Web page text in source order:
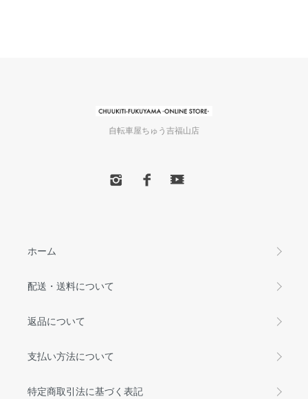
自転車屋ちゅう吉福山店
ホーム
配送・送料について
返品について
支払い方法について
特定商取引法に基づく表記